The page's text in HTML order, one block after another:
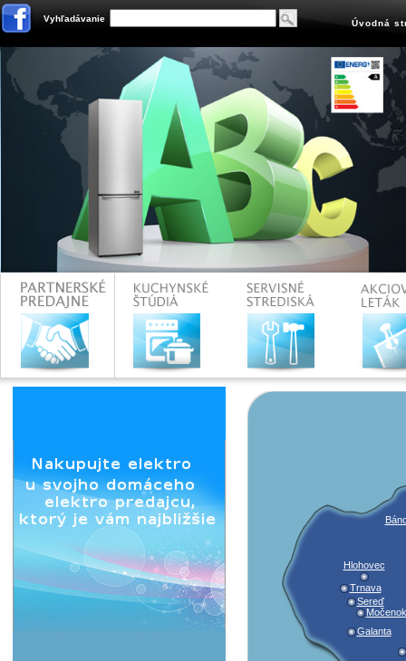
Vyhľadávanie Úvodná
Galanta
Hlohovec
Močenok
Sereď
Trnava